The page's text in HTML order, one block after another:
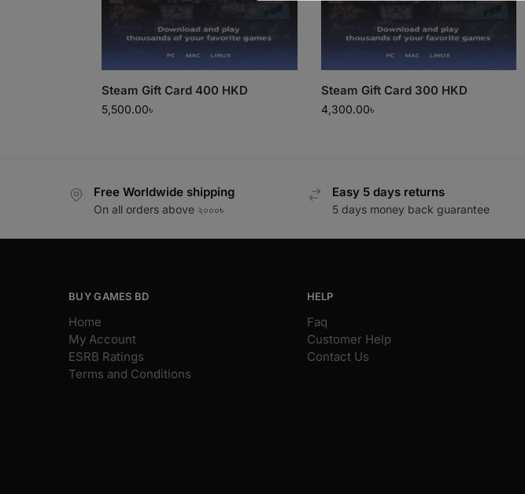
Steam Gift Card 400 HKD
5,500.00৳
Steam Gift Card 300 HKD
4,300.00৳
Free Worldwide shipping
On all orders above ২০০০৳
Easy 5 days returns
5 days money back guarantee
BUY GAMES BD
Home
My Account
ESRB Ratings
Terms and Conditions
HELP
Faq
Customer Help
Contact Us